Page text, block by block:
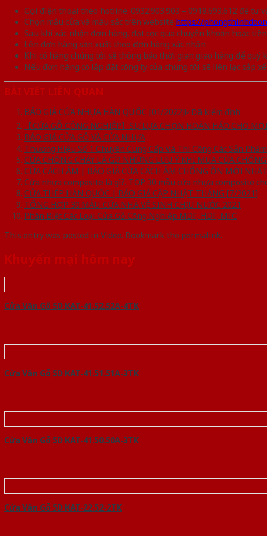
Gọi điện thoại theo hotline: 0932.903.903 – 0918.693.612 để tư
Chọn mẫu cửa và màu sắc trên website https://
Sau khi xác nhận đơn hàng, đặt cọc qua chuyển khoản hoặc
Lên đơn hàng sản xuất theo đơn hàng xác nhận
Khi có hàng chúng tôi sẽ thông báo thời gian giao hàng để
Nếu đơn hàng có lắp đặt công ty của chúng tôi sẽ liên lạc sắp
BÀI VIẾT LIÊN QUAN
BÁO GIÁ CỬA NHỰA HÀN QUỐC [01/2022]☑️Đã kiểm định
【CỬA GỖ CÔNG NGHIỆP】SỰ LỰA CHỌN HOÀN HẢO CHO
BÁO GIÁ CỬA GỖ VÀ CỬA NHỰA
Thương Hiệu Số 1 Chuyên Cung Cấp Và Thi Công Các Sản
CỬA CHỐNG CHÁY LÀ GÌ? NHỮNG LƯU Ý KHI MUA CỬA
CỬA CÁCH ÂM | BÁO GIÁ CỬA CÁCH ÂM CHỐNG ỒN MỚI
Cửa nhựa composite là gì?. TOP 30 mẫu cửa nhựa composite
CỬA THÉP HÀN QUỐC | BÁO GIÁ CẬP NHẬT THÁNG [7/2021]
TỔNG HỢP 30 MẪU CỬA NHÀ VỆ SINH CHỊU NƯỚC 2021
Phân Biệt Các Loại Cửa Gỗ Công Nghiệp MDF, HDF, MFC
This entry was posted in Video. Bookmark the permalink.
Khuyến mại hôm nay
Cửa Vân Gỗ 5D KAT-41.52.52A-4TK
Cửa Vân Gỗ 5D KAT-41.51.51A-3TK
Cửa Vân Gỗ 5D KAT-41.50.50A-3TK
Cửa Vân Gỗ 5D KAT-22.52-2TK